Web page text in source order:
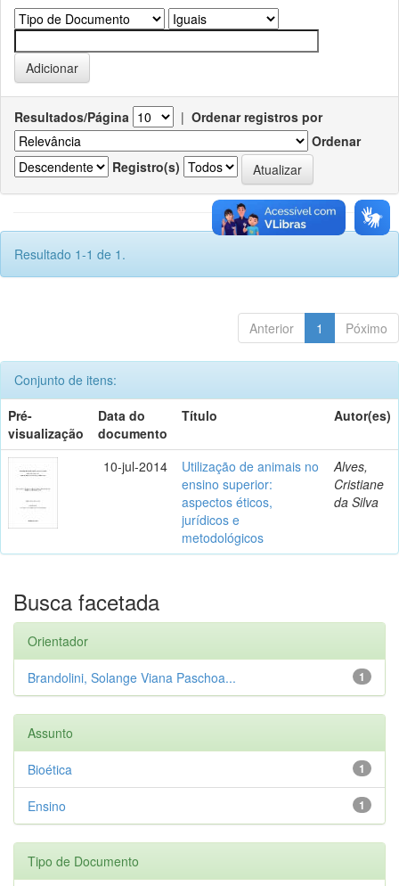
Resultados/Página | Ordenar registros por
Ordenar
Registro(s)
Resultado 1-1 de 1.
Anterior 1 Póximo
Conjunto de itens:
Pré-
visualização
Data do
documento
Título Autor(es)
10-jul-2014
Utilização de animais no
ensino superior:
aspectos éticos,
jurídicos e
metodológicos
Alves,
Cristiane
da Silva
Busca facetada
Orientador
1
Brandolini, Solange Viana Paschoa...
Assunto
1
Bioética
1
Ensino
Tipo de Documento